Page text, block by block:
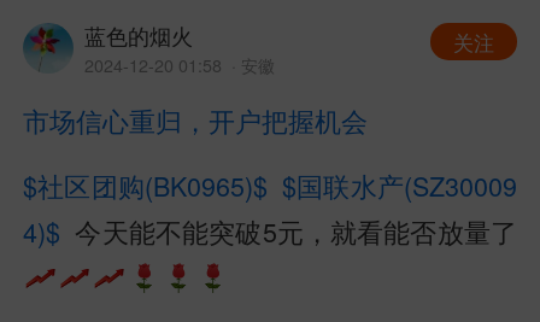
蓝色的烟火
2024-12-20 01:58 · 安徽
关注
市场信心重归，开户把握机会
$社区团购(BK0965)$ $国联水产(SZ30009
4)$ 今天能不能突破5元，就看能否放量了